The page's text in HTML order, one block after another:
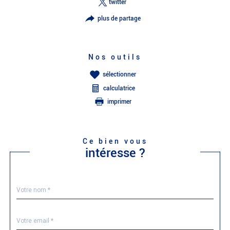
twitter
plus de partage
Nos outils
sélectionner
calculatrice
imprimer
Ce bien vous
intéresse ?
par
*
*